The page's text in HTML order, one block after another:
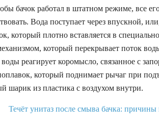
бачок работал в штатном режиме, все
Вода поступает через впускной,
который плотно вставляется в
который перекрывает поток
реагирует коромысло, связанное с
который поднимает рычаг при
шарик из пластика с воздухом внутри.